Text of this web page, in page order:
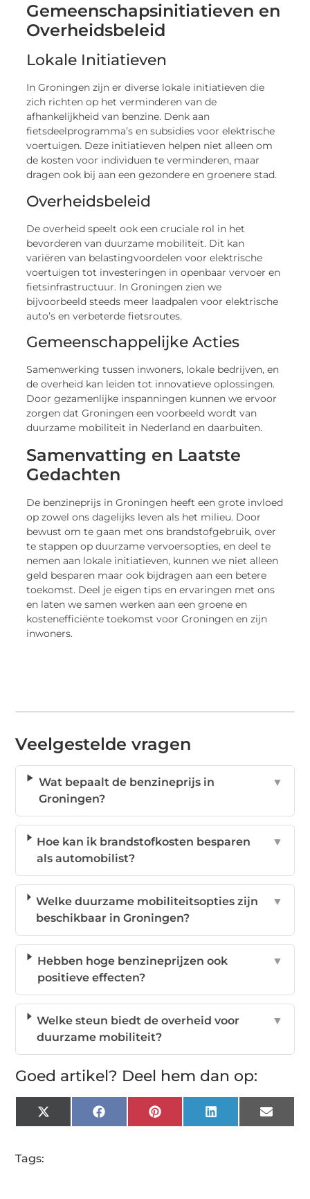
Gemeenschapsinitiatieven en
Overheidsbeleid
Lokale Initiatieven
In Groningen zijn er diverse lokale initiatieven die
zich richten op het verminderen van de
afhankelijkheid van benzine. Denk aan
fietsdeelprogramma’s en subsidies voor elektrische
voertuigen. Deze initiatieven helpen niet alleen om
de kosten voor individuen te verminderen, maar
dragen ook bij aan een gezondere en groenere stad.
Overheidsbeleid
De overheid speelt ook een cruciale rol in het
bevorderen van duurzame mobiliteit. Dit kan
variëren van belastingvoordelen voor elektrische
voertuigen tot investeringen in openbaar vervoer en
fietsinfrastructuur. In Groningen zien we
bijvoorbeeld steeds meer laadpalen voor elektrische
auto’s en verbeterde fietsroutes.
Gemeenschappelijke Acties
Samenwerking tussen inwoners, lokale bedrijven, en
de overheid kan leiden tot innovatieve oplossingen.
Door gezamenlijke inspanningen kunnen we ervoor
zorgen dat Groningen een voorbeeld wordt van
duurzame mobiliteit in Nederland en daarbuiten.
Samenvatting en Laatste
Gedachten
De benzineprijs in Groningen heeft een grote invloed
op zowel ons dagelijks leven als het milieu. Door
bewust om te gaan met ons brandstofgebruik, over
te stappen op duurzame vervoersopties, en deel te
nemen aan lokale initiatieven, kunnen we niet alleen
geld besparen maar ook bijdragen aan een betere
toekomst. Deel je eigen tips en ervaringen met ons
en laten we samen werken aan een groene en
kostenefficiënte toekomst voor Groningen en zijn
inwoners.
Veelgestelde vragen
Wat bepaalt de benzineprijs in
Groningen?
▼
Hoe kan ik brandstofkosten besparen
als automobilist?
▼
Welke duurzame mobiliteitsopties zijn
beschikbaar in Groningen?
▼
Hebben hoge benzineprijzen ook
positieve effecten?
▼
Welke steun biedt de overheid voor
duurzame mobiliteit?
▼
Goed artikel? Deel hem dan op:
X
(Twitter)
FacebookPinterestLinkedIn Email
Tags: